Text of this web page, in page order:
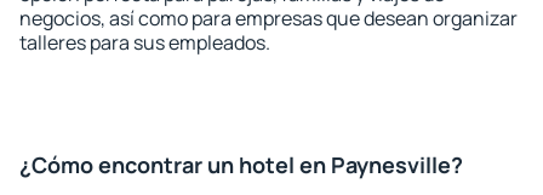
negocios, así como para empresas que desean organizar
talleres para sus empleados.
¿Cómo encontrar un hotel en Paynesville?